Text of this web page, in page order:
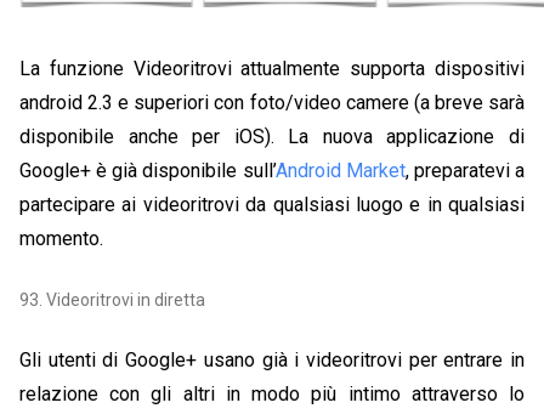
La funzione Videoritrovi attualmente supporta dispositivi
android 2.3 e superiori con foto/video camere (a breve sarà
disponibile anche per iOS). La nuova applicazione di
Google+ è già disponibile sull’Android Market, preparatevi a
partecipare ai videoritrovi da qualsiasi luogo e in qualsiasi
momento.
93. Videoritrovi in diretta
Gli utenti di Google+ usano già i videoritrovi per entrare in
relazione con gli altri in modo più intimo attraverso lo